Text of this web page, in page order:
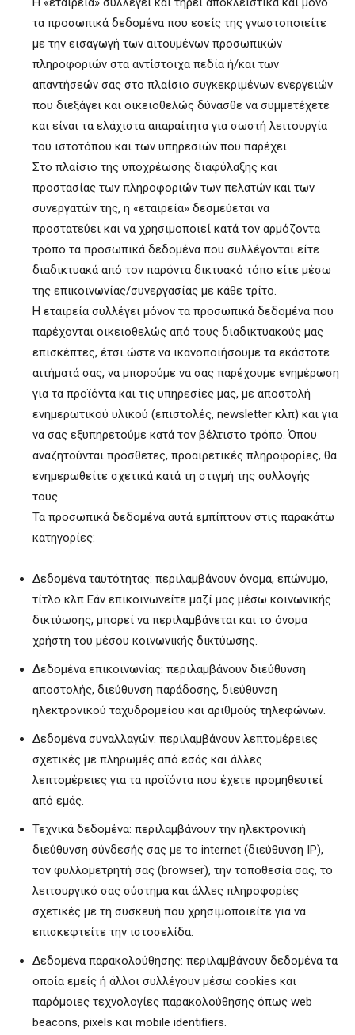
τα προσωπικά δεδομένα που εσείς της γνωστοποιείτε
με την εισαγωγή των αιτουμένων προσωπικών
πληροφοριών στα αντίστοιχα πεδία ή/και των
απαντήσεών σας στο πλαίσιο συγκεκριμένων ενεργειών
που διεξάγει και οικειοθελώς δύνασθε να συμμετέχετε
και είναι τα ελάχιστα απαραίτητα για σωστή λειτουργία
του ιστοτόπου και των υπηρεσιών που παρέχει.
Στο πλαίσιο της υποχρέωσης διαφύλαξης και
προστασίας των πληροφοριών των πελατών και των
συνεργατών της, η «εταιρεία» δεσμεύεται να
προστατεύει και να χρησιμοποιεί κατά τον αρμόζοντα
τρόπο τα προσωπικά δεδομένα που συλλέγονται είτε
διαδικτυακά από τον παρόντα δικτυακό τόπο είτε μέσω
της επικοινωνίας/συνεργασίας με κάθε τρίτο.
Η εταιρεία συλλέγει μόνον τα προσωπικά δεδομένα που
παρέχονται οικειοθελώς από τους διαδικτυακούς μας
επισκέπτες, έτσι ώστε να ικανοποιήσουμε τα εκάστοτε
αιτήματά σας, να μπορούμε να σας παρέχουμε ενημέρωση
για τα προϊόντα και τις υπηρεσίες μας, με αποστολή
ενημερωτικού υλικού (επιστολές, newsletter κλπ) και για
να σας εξυπηρετούμε κατά τον βέλτιστο τρόπο. Όπου
αναζητούνται πρόσθετες, προαιρετικές πληροφορίες, θα
ενημερωθείτε σχετικά κατά τη στιγμή της συλλογής
τους.
Τα προσωπικά δεδομένα αυτά εμπίπτουν στις παρακάτω
κατηγορίες:
Δεδομένα ταυτότητας: περιλαμβάνουν όνομα, επώνυμο,
τίτλο κλπ Εάν επικοινωνείτε μαζί μας μέσω κοινωνικής
δικτύωσης, μπορεί να περιλαμβάνεται και το όνομα
χρήστη του μέσου κοινωνικής δικτύωσης.
Δεδομένα επικοινωνίας: περιλαμβάνουν διεύθυνση
αποστολής, διεύθυνση παράδοσης, διεύθυνση
ηλεκτρονικού ταχυδρομείου και αριθμούς τηλεφώνων.
Δεδομένα συναλλαγών: περιλαμβάνουν λεπτομέρειες
σχετικές με πληρωμές από εσάς και άλλες
λεπτομέρειες για τα προϊόντα που έχετε προμηθευτεί
από εμάς.
Τεχνικά δεδομένα: περιλαμβάνουν την ηλεκτρονική
διεύθυνση σύνδεσής σας με το internet (διεύθυνση IP),
τον φυλλομετρητή σας (browser), την τοποθεσία σας, το
λειτουργικό σας σύστημα και άλλες πληροφορίες
σχετικές με τη συσκευή που χρησιμοποιείτε για να
επισκεφτείτε την ιστοσελίδα.
Δεδομένα παρακολούθησης: περιλαμβάνουν δεδομένα τα
οποία εμείς ή άλλοι συλλέγουν μέσω cookies και
παρόμοιες τεχνολογίες παρακολούθησης όπως web
beacons, pixels και mobile identifiers.